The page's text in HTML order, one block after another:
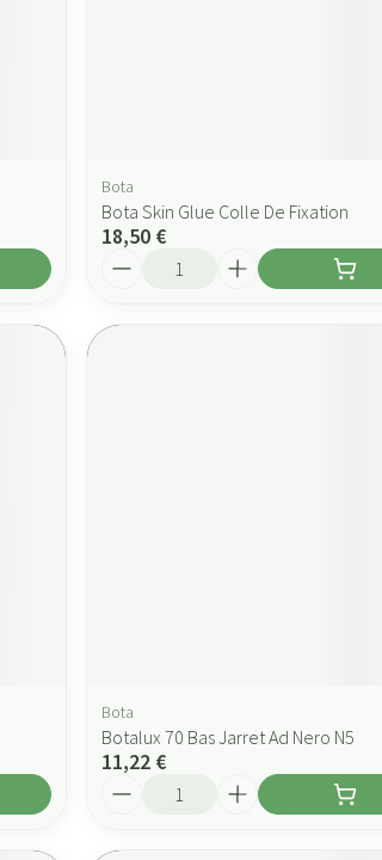
Bota
Bota Skin Glue Colle De Fixation
18,50 €
Bota
Botalux 70 Bas Jarret Ad Nero N5
11,22 €